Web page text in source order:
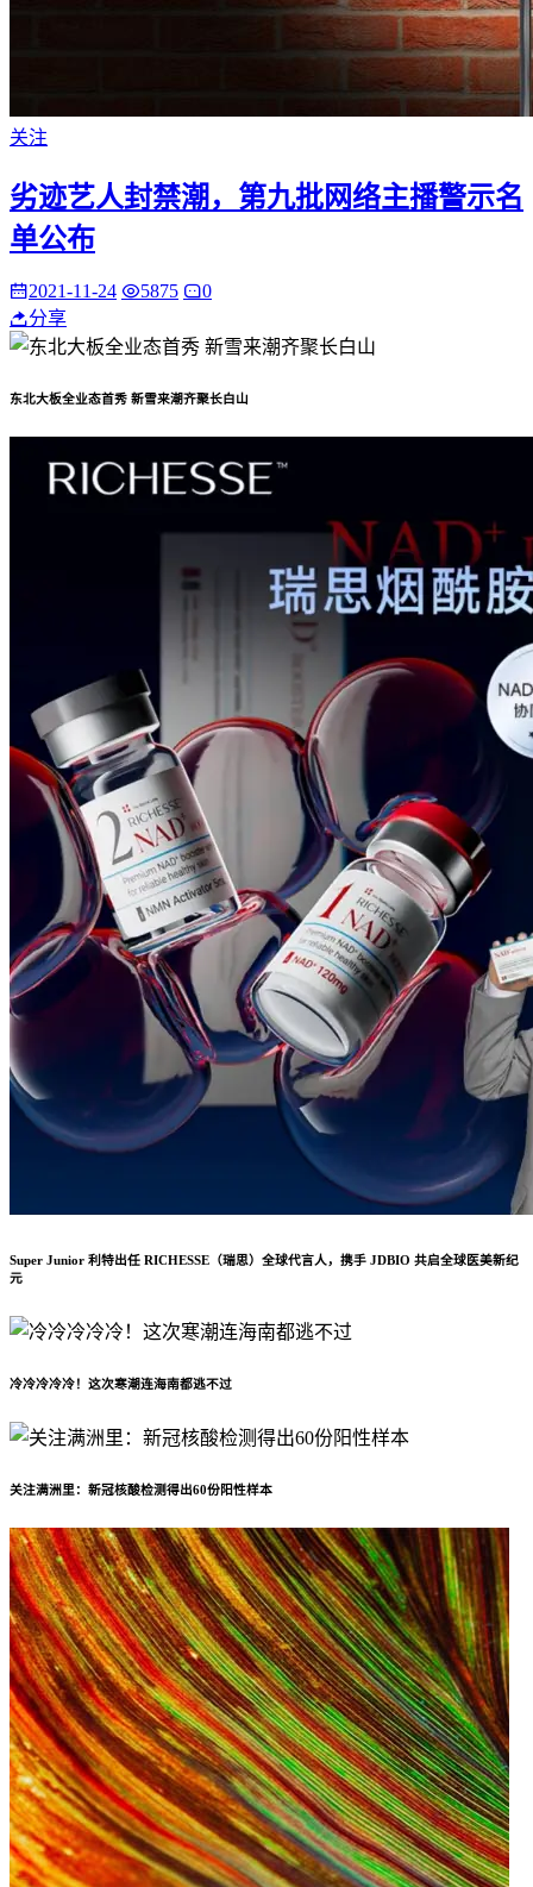
关注
劣迹艺人封禁潮，第九批网络主播警示名
单公布
2021-11-24 5875
0
分享
东北大板全业态首秀 新雪来潮齐聚长白山
Super Junior 利特出任 RICHESSE（瑞思）全球代言人，携手 JDBIO 共启全球医美新纪
元
冷冷冷冷冷！这次寒潮连海南都逃不过
关注满洲里：新冠核酸检测得出60份阳性样本